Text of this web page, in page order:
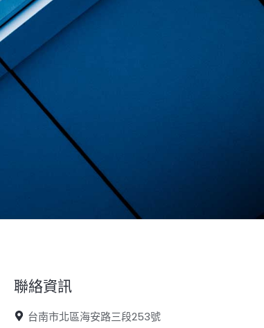
聯絡資訊
台南市北區海安路三段253號